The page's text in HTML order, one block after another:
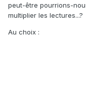
peut-être pourrions-
multiplier les lectures...?
Au choix :